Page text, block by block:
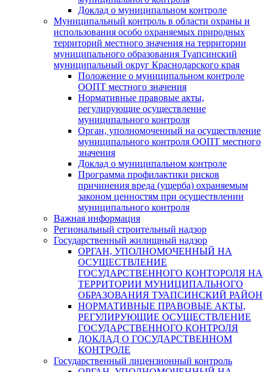
Доклад о муниципальном контроле
Муниципальный контроль в области охраны и
использования особо охраняемых природных
территорий местного значения на территории
муниципального образования Туапсинский
муниципальный округ Краснодарского края
Положение о муниципальном контроле
ООПТ местного значения
Нормативные правовые акты,
регулирующие осуществление
муниципального контроля
Орган, уполномоченный на осуществление
муниципального контроля ООПТ местного
значения
Доклад о муниципальном контроле
Программа профилактики рисков
причинения вреда (ущерба) охраняемым
законом ценностям при осуществлении
муниципального контроля
Важная информация
Региональный строительный надзор
Государственный жилищный надзор
ОРГАН, УПОЛНОМОЧЕННЫЙ НА
ОСУЩЕСТВЛЕНИЕ
ГОСУДАРСТВЕННОГО КОНТОРОЛЯ НА
ТЕРРИТОРИИ МУНИЦИПАЛЬНОГО
ОБРАЗОВАНИЯ ТУАПСИНСКИЙ РАЙОН
НОРМАТИВНЫЕ ПРАВОВЫЕ АКТЫ,
РЕГУЛИРУЮЩИЕ ОСУЩЕСТВЛЕНИЕ
ГОСУДАРСТВЕННОГО КОНТРОЛЯ
ДОКЛАД О ГОСУДАРСТВЕННОМ
КОНТРОЛЕ
Государственный лицензионный контроль